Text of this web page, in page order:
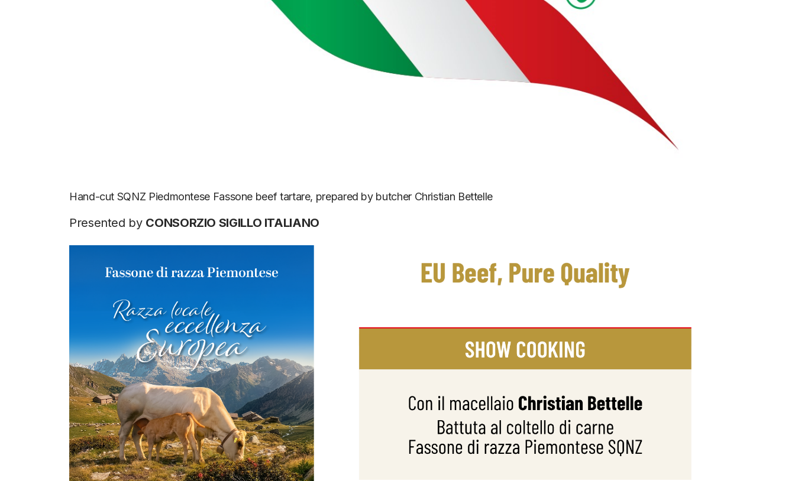
Hand-cut SQNZ Piedmontese Fassone beef tartare, prepared by butcher Christian Bettelle
Presented by CONSORZIO SIGILLO ITALIANO